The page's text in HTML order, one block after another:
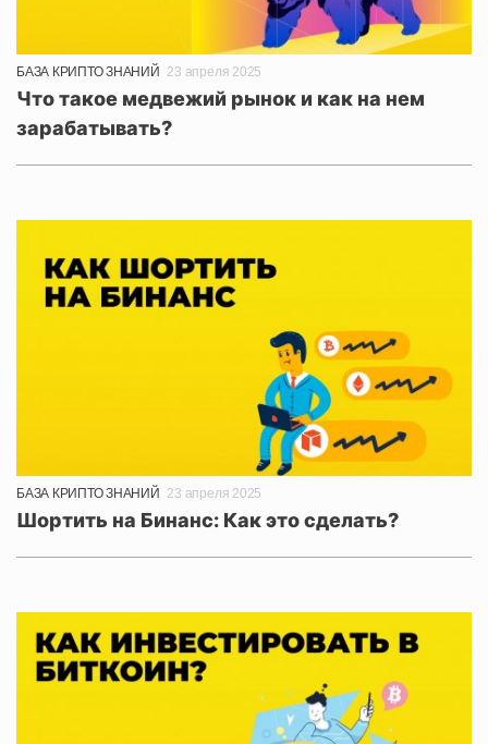
БАЗА КРИПТО ЗНАНИЙ 23 апреля 2025
Что такое медвежий рынок и как на нем
зарабатывать?
БАЗА КРИПТО ЗНАНИЙ 23 апреля 2025
Шортить на Бинанс: Как это сделать?